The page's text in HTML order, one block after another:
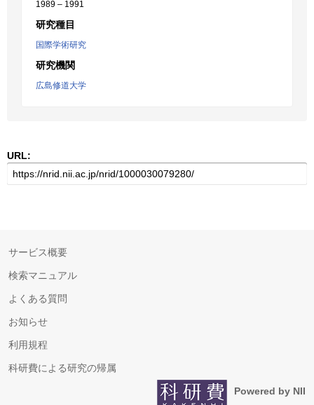
1989 – 1991
研究種目
国際学術研究
研究機関
広島修道大学
URL:
サービス概要
検索マニュアル
よくある質問
お知らせ
利用規程
科研費による研究の帰属
Powered by NII